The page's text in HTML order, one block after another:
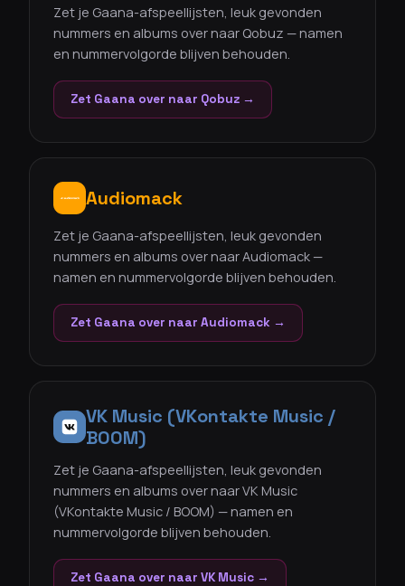
Zet je Gaana-afspeellijsten, leuk gevonden
nummers en albums over naar Qobuz — namen
en nummervolgorde blijven behouden.
Zet Gaana over naar Qobuz →
Audiomack
Zet je Gaana-afspeellijsten, leuk gevonden
nummers en albums over naar Audiomack —
namen en nummervolgorde blijven behouden.
Zet Gaana over naar Audiomack →
VK Music (VKontakte Music /
BOOM)
Zet je Gaana-afspeellijsten, leuk gevonden
nummers en albums over naar VK Music
(VKontakte Music / BOOM) — namen en
nummervolgorde blijven behouden.
Zet Gaana over naar VK Music →